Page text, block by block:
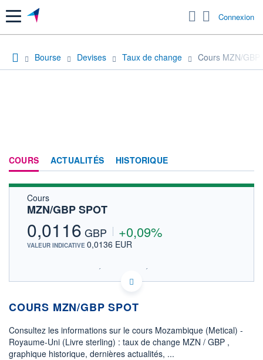
Menu Connexion
Bourse Devises Taux de change Cours MZN/GBP
COURS ACTUALITÉS HISTORIQUE
Cours
MZN/GBP SPOT
0,0116 GBP +0,09%
VALEUR INDICATIVE 0,0136 EUR
SIX - FOREX 2 DONNÉES TEMPS RÉEL
Politique d'exécution
0,01160
0,01165
COURS MZN/GBP SPOT
Consultez les informations sur le cours Mozambique (Metical) -
Royaume-Uni (Livre sterling) : taux de change MZN / GBP ,
graphique historique, dernières actualités, ...